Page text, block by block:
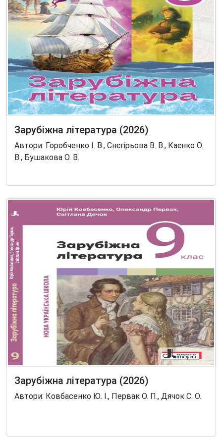
Зарубіжна література (2026)
Автори: Горобченко І. В., Снєгірьова В. В., Каєнко О.
В., Бушакова О. В.
Зарубіжна література (2026)
Автори: Ковбасенко Ю. І., Первак О. П., Дячок С. О.